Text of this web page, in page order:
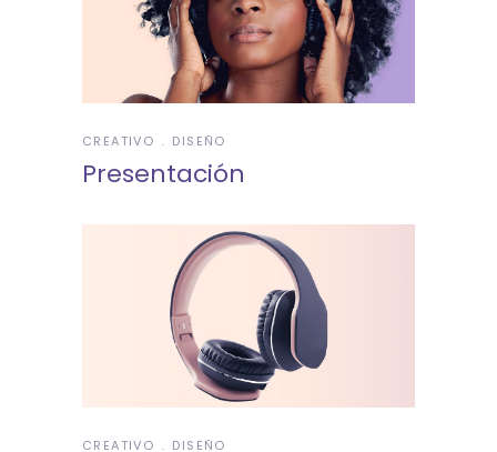
CREATIVO DISEÑO
Presentación
CREATIVO DISEÑO